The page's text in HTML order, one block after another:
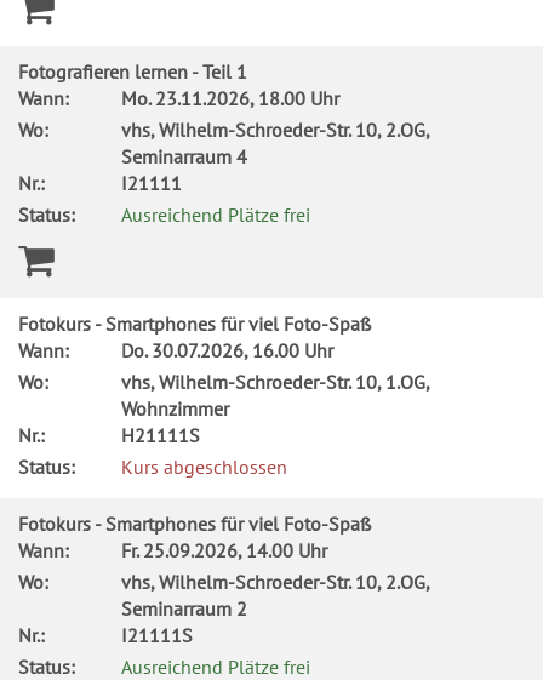
Fotografieren lernen - Teil 1
Wann:
Mo.23.11.2026, 18.00 Uhr
Wo:
vhs, Wilhelm-Schroeder-Str. 10, 2.OG,
Seminarraum 4
Nr.:
I21111
Status:
Ausreichend Plätze frei
Fotokurs - Smartphones für viel Foto-Spaß
Wann:
Do.30.07.2026, 16.00 Uhr
Wo:
vhs, Wilhelm-Schroeder-Str. 10, 1.OG,
Wohnzimmer
Nr.:
H21111S
Status:
Kurs abgeschlossen
Fotokurs - Smartphones für viel Foto-Spaß
Wann:
Fr.25.09.2026, 14.00 Uhr
Wo:
vhs, Wilhelm-Schroeder-Str. 10, 2.OG,
Seminarraum 2
Nr.:
I21111S
Status:
Ausreichend Plätze frei